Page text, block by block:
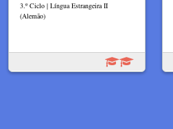
3.º Ciclo | Língua Estrangeira II
(Alemão)